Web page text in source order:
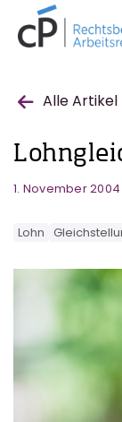
Alle Artikel
1. November 2004
Lohn